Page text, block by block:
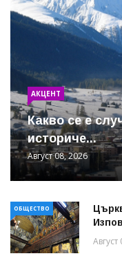
АКЦЕНТ
Какво се е
историче...
Август 08, 2026
ОБЩЕСТВО